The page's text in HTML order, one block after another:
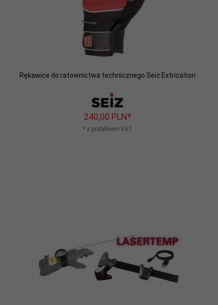
Rękawice do ratownictwa technicznego Seiz Extrication
240,00 PLN*
* z podatkiem VAT